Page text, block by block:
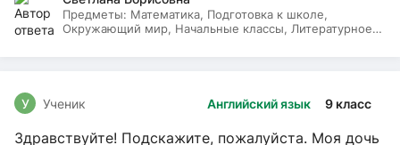
Предметы: Математика, Подготовка к школе,
Окружающий мир, Начальные классы, Литературное
Английский язык 9 класс
У Ученик
Здравствуйте! Подскажите, пожалуйста. Моя дочь